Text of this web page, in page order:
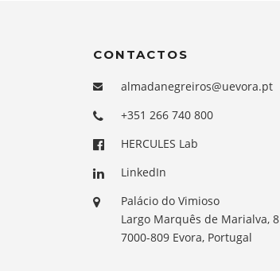
CONTACTOS
almadanegreiros@uevora.pt
+351 266 740 800
HERCULES Lab
LinkedIn
Palácio do Vimioso
Largo Marquês de Marialva, 8
7000-809 Evora, Portugal